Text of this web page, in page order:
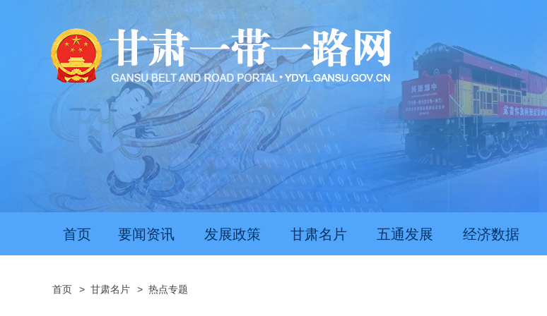
2026年“陇原环保世纪行”活动将于8月10...
首页 要闻资讯 发展政策 甘肃名片 五通发展 经济数据
首页 > 甘肃名片 > 热点专题